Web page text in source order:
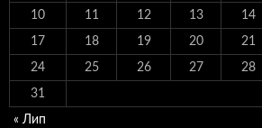
10 11 12 13 14
17 18 19 20 21
24 25 26 27 28
31
« Лип